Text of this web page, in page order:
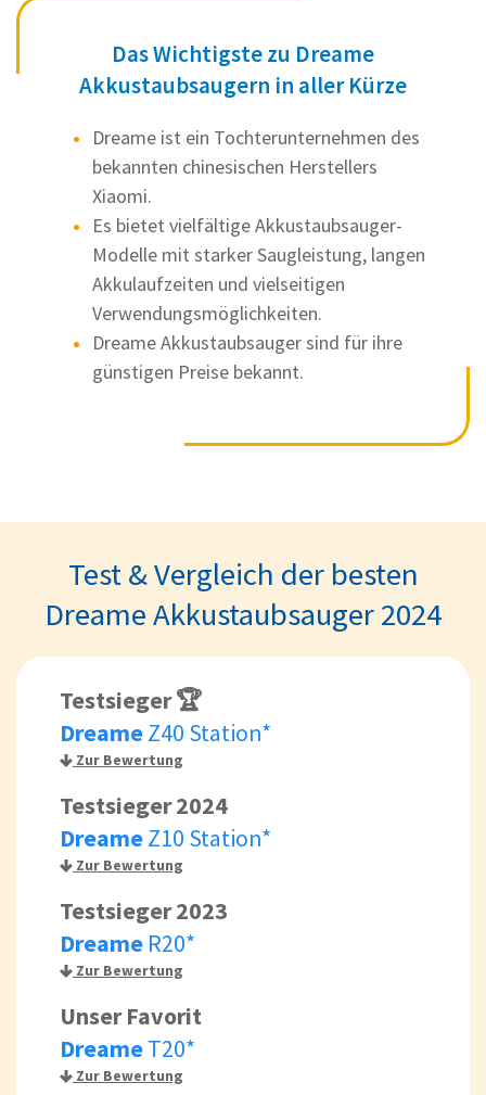
Das Wichtigste zu Dreame
Akkustaubsaugern in aller Kürze
Dreame ist ein Tochterunternehmen des
bekannten chinesischen Herstellers
Xiaomi.
Es bietet vielfältige Akkustaubsauger-
Modelle mit starker Saugleistung, langen
Akkulaufzeiten und vielseitigen
Verwendungsmöglichkeiten.
Dreame Akkustaubsauger sind für ihre
günstigen Preise bekannt.
Test & Vergleich der besten
Dreame Akkustaubsauger 2024
Testsieger 🏆
DreameZ40 Station*
Zur Bewertung
Testsieger 2024
DreameZ10 Station*
Zur Bewertung
Testsieger 2023
Dreame R20*
Zur Bewertung
Unser Favorit
DreameT20*
Zur Bewertung